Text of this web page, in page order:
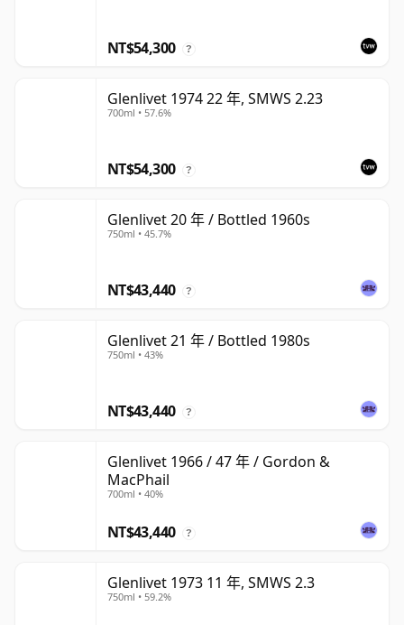
NT$54,300 ?
Glenlivet 1974 22 年, SMWS 2.23
700ml • 57.6%
NT$54,300 ?
Glenlivet 20 年 / Bottled 1960s
750ml • 45.7%
NT$43,440 ?
Glenlivet 21 年 / Bottled 1980s
750ml • 43%
NT$43,440 ?
Glenlivet 1966 / 47 年 / Gordon &
MacPhail
700ml • 40%
NT$43,440 ?
Glenlivet 1973 11 年, SMWS 2.3
750ml • 59.2%